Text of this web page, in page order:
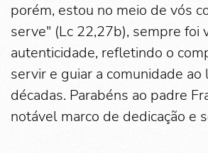
porém, estou no meio de vós
serve" (Lc 22,27b), sempre foi
autenticidade, refletindo o
servir e guiar a comunidade
décadas. Parabéns ao padre
notável marco de dedicação e